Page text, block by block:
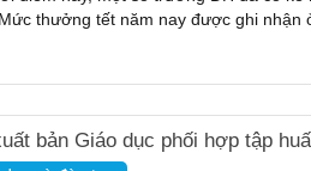
thưởng tết năm nay được ghi nhận
bản Giáo dục phối hợp tập